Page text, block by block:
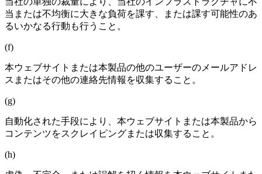
当または不均衡に大きな負荷を課す、または課す可能性のあ
るいかなる行動も行うこと。
(f)
本ウェブサイトまたは本製品の他のユーザーのメールアドレ
スまたはその他の連絡先情報を収集すること。
(g)
自動化された手段により、本ウェブサイトまたは本製品から
コンテンツをスクレイピングまたは収集すること。
(h)